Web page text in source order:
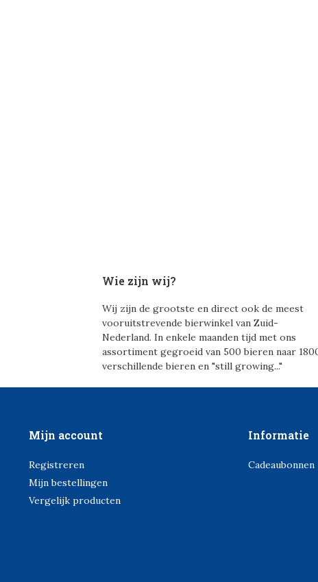
Wie zijn wij?
Wij zijn de grootste en direct ook de meest
vooruitstrevende bierwinkel van Zuid-
Nederland. In enkele maanden tijd met ons
assortiment gegroeid van 500 bieren naar
verschillende bieren en "still growing..."
Mijn account
Registreren
Mijn bestellingen
Vergelijk producten
Informatie
Cadeaubonnen